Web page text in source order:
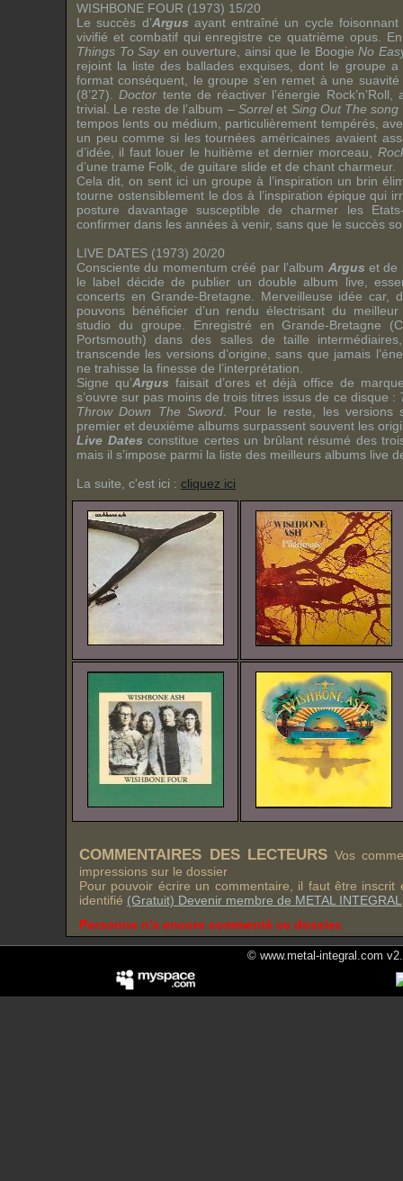
WISHBONE FOUR (1973) 15/20
Le succès d’Argus ayant entraîné un cycle
vivifié et combatif qui enregistre ce quatrième opus.
Things To Sayen ouverture, ainsi que le BoogieNo
rejoint la liste des ballades exquises, dont le groupe
format conséquent, le groupe s’en remet à une
(8’27).Doctor tente de réactiver l’énergie
trivial. Le reste de l’album – Sorrelet Sing Out The song
tempos lents ou médium, particulièrement tempérés,
un peu comme si les tournées américaines avaient
d’idée, il faut louer le huitième et dernier morceau,
d’une trame Folk, de guitare slide et de chant charmeur.
Cela dit, on sent ici un groupe à l’inspiration un brin
tourne ostensiblement le dos à l’inspiration épique qui
posture davantage susceptible de charmer les
confirmer dans les années à venir, sans que le succès
LIVE DATES (1973) 20/20
Consciente du momentum créé par l’album Argus et de
le label décide de publier un double album live,
concerts en Grande-Bretagne. Merveilleuse idée car,
pouvons bénéficier d’un rendu électrisant du
studio du groupe. Enregistré en Grande-Bretagne
Portsmouth) dans des salles de taille
transcende les versions d’origine, sans que jamais
ne trahisse la finesse de l’interprétation.
Signe qu’Argus faisait d’ores et déjà office de
s’ouvre sur pas moins de trois titres issus de ce disque :
Throw Down The Sword . Pour le reste, les versions
premier et deuxième albums surpassent souvent les
Live Dates constitue certes un brûlant résumé des
mais il s’impose parmi la liste des meilleurs albums live
La suite, c'est ici : cliquez ici
COMMENTAIRES DES LECTEURS Vos
impressions sur le dossier
Pour pouvoir écrire un commentaire, il faut être
identifié (Gratuit) Devenir membre de METAL INTEGRAL
Personne n'a encore commenté ce dossier.
© www.metal-integral.com